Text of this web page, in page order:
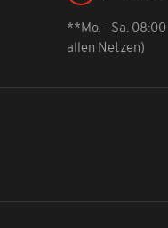
**Mo. - Sa.
allen Netzen)